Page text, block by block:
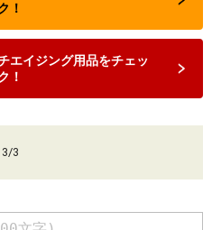
！
エイジング用品をチェッ
！
3/3